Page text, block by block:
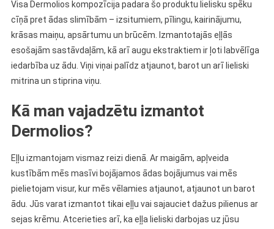
Visa Dermolios kompozīcija padara šo produktu lielisku spēku
cīņā pret ādas slimībām – izsitumiem, pīlingu, kairinājumu,
krāsas maiņu, apsārtumu un brūcēm. Izmantotajās eļļās
esošajām sastāvdaļām, kā arī augu ekstraktiem ir ļoti labvēlīga
iedarbība uz ādu. Viņi viņai palīdz atjaunot, barot un arī lieliski
mitrina un stiprina viņu.
Kā man vajadzētu izmantot
Dermolios?
Eļļu izmantojam vismaz reizi dienā. Ar maigām, apļveida
kustībām mēs masīvi bojājamos ādas bojājumus vai mēs
pielietojam visur, kur mēs vēlamies atjaunot, atjaunot un barot
ādu. Jūs varat izmantot tikai eļļu vai sajauciet dažus pilienus ar
sejas krēmu. Atcerieties arī, ka eļļa lieliski darbojas uz jūsu